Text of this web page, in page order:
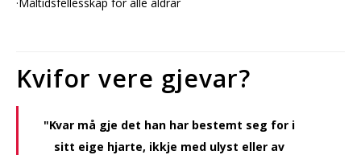
Kvifor vere gjevar?
"Kvar må gje det han har bestemt seg for i
sitt eige hjarte, ikkje medulyst eller av